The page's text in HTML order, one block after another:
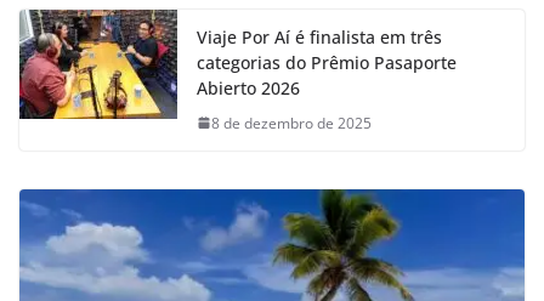
Viaje Por Aí é finalista em três
categorias do Prêmio Pasaporte
Abierto 2026
8 de dezembro de 2025